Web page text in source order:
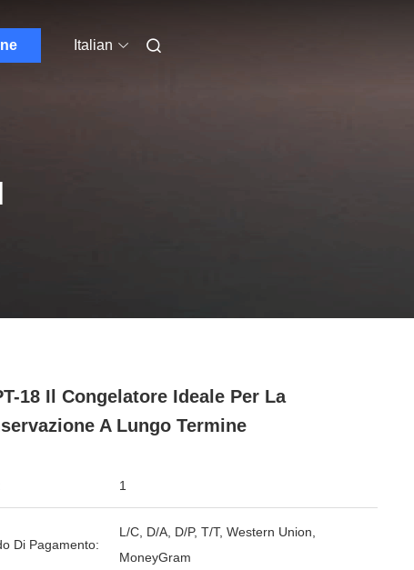
Italian
18 Il Congelatore Ideale Per La
A Lungo Termine
1
Di Pagamento:
L/C, D/A, D/P, T/T, Western Union,
MoneyGram